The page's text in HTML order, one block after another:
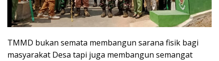
TMMD bukan semata membangun sarana fisik bagi
masyarakat Desa tapi juga membangun semangat